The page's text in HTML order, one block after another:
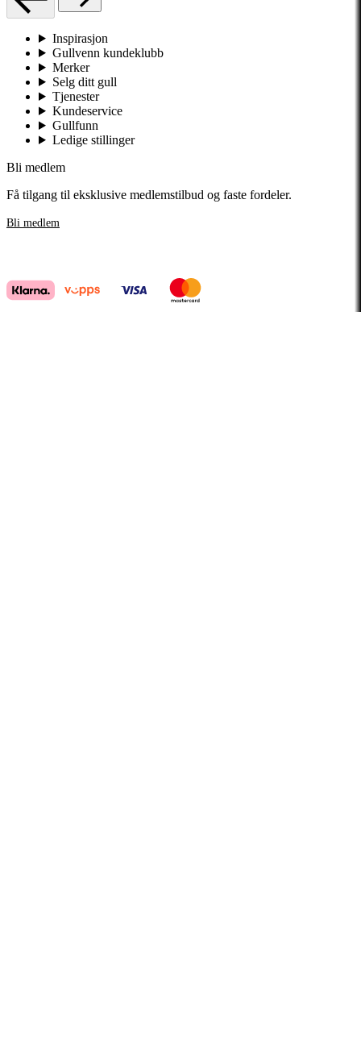
Inspirasjon
Gullvenn kundeklubb
Merker
Selg ditt gull
Tjenester
Kundeservice
Gullfunn
Ledige stillinger
Bli medlem
Få tilgang til eksklusive medlemstilbud og faste fordeler.
Bli medlem